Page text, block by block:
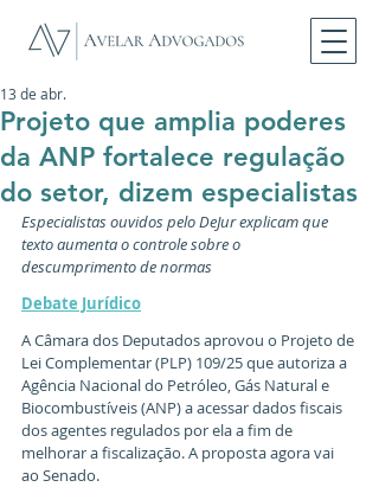
Projeto que amplia poderes
da ANP fortalece regulação
do setor, dizem especialistas
13 de abr.
Especialistas ouvidos pelo DeJur explicam que
texto aumenta o controle sobre o
descumprimento de normas
Debate Jurídico
A Câmara dos Deputados aprovou o Projeto de
Lei Complementar (PLP) 109/25 que autoriza a
Agência Nacional do Petróleo, Gás Natural e
Biocombustíveis (ANP) a acessar dados fiscais
dos agentes regulados por ela a fim de
melhorar a fiscalização. A proposta agora vai
ao Senado.